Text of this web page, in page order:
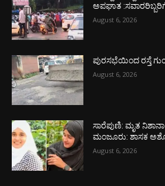
ಅಪಘಾತ
August 6, 2026
ಪುರಸಭೆಯಿಂದ ರಸ್ತೆ
August 6, 2026
ಸಾರೆಪುಣಿ: ಮೃತ ನಿಶಾನಾ
ಮಂಜೂರು: ಶಾಸಕ
August 6, 2026